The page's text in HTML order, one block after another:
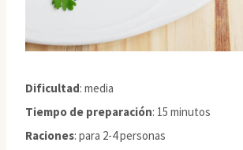
Dificultad: media
Tiempo de preparación: 15 minutos
Raciones: para 2-4 personas